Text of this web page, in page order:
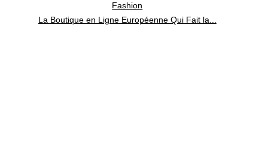
Fashion
La Boutique en Ligne Européenne Qui Fait la...